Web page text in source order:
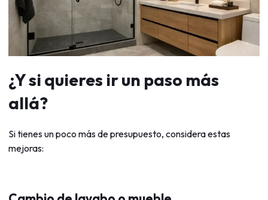
¿Y si quieres ir un paso más
allá?
Si tienes un poco más de presupuesto, considera estas
mejoras: